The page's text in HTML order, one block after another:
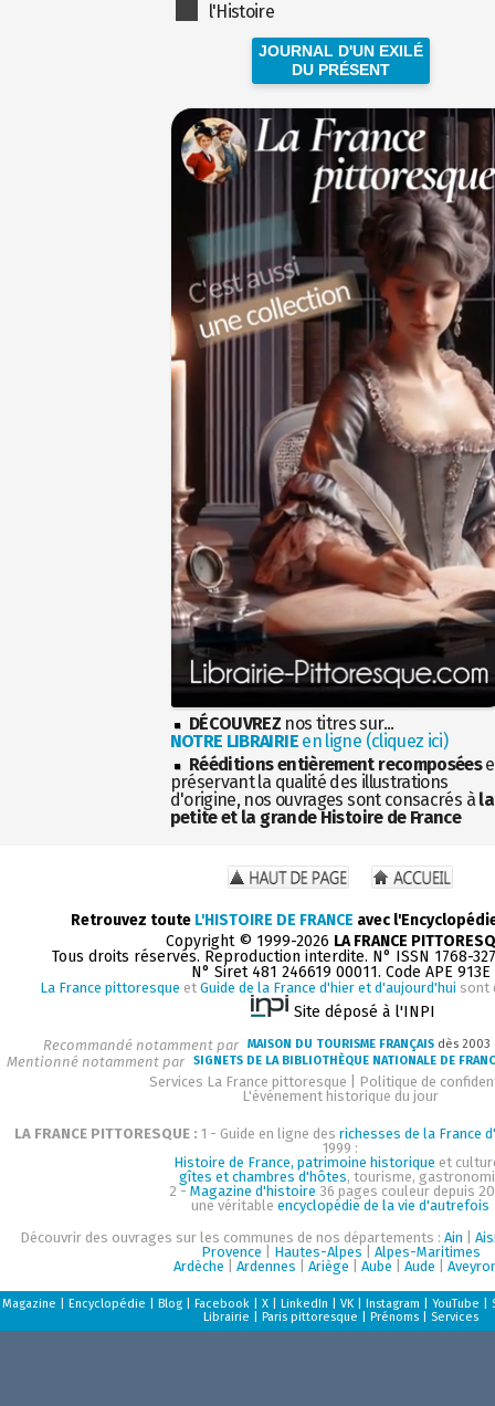
l'Histoire
JOURNAL D'UN EXILÉ
DU PRÉSENT
DÉCOUVREZ nos titres sur...
NOTRE LIBRAIRIEen ligne (cliquez ici)
Rééditions entièrement recomposées
préservant la qualité des illustrations
d'origine, nos ouvrages sont consacrés à la
petite et la grande Histoire de France
Retrouvez toute L'HISTOIRE DE FRANCE avec
Copyright © 1999-2026 LA FRANCE
Tous droits réservés. Reproduction interdite. N° ISSN 1768-
N° Siret 481 246619 00011. Code APE 913E
La France pittoresque et Guide de la France d'hier et d'aujourd'hui sont
Site déposé à l'INPI
Recommandé notamment par MAISON DU TOURISME FRANÇAIS dès
Mentionné notamment par SIGNETS DE LA BIBLIOTHÈQUE NATIONALE DE
Services La France pittoresque
Politique de
L'événement historique du jour
LA FRANCE PITTORESQUE : 1 - Guide en ligne des richesses de la France
1999 :
Histoire de France, patrimoine historique et
gîtes et chambres d'hôtes, tourisme,
2 - Magazine d'histoire 36 pages couleur depuis
une véritable encyclopédie de la vie d'autrefois
Découvrir des ouvrages sur les communes de nos départements : Ain
Provence
Hautes-Alpes
Alpes-Maritimes
Ardèche
Ardennes Ariège Aube Aude
Magazine Encyclopédie Blog| Facebook| X| LinkedIn VK| Instagram YouTube
Librairie
Paris pittoresque Prénoms| Services